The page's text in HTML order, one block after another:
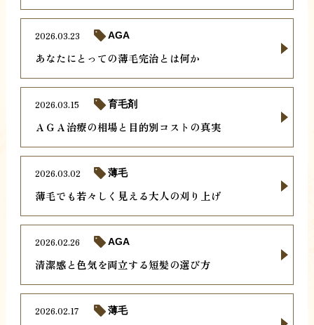
あなたにとっての薄毛完治とは何か
2026.03.23 AGA
ＡＧＡ治療の相場と目的別コストの真実
2026.03.15 育毛剤
薄毛でも若々しく見える大人の刈り上げ
2026.03.02 薄毛
清潔感と色気を両立する短髪の選び方
2026.02.26 AGA
2026.02.17 薄毛